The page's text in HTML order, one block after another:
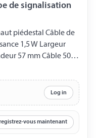
de signalisation
piédestal Câble de
1,5 W Largeur
57 mm Câble 500
des trous de 71 mm
Log in
vous maintenant